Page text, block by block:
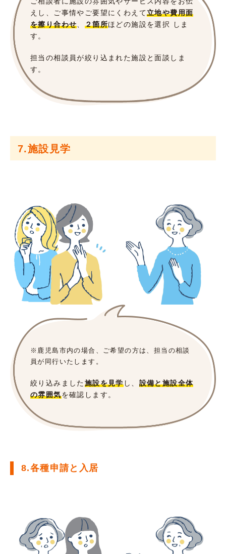
担当の相談員が絞り込まれた施設と面談しま
す。
えし、ご事情やご要望にくわえて立地や費用面
を擦り合わせ、 ２箇所ほどの施設を選択 しま
す。
7.施設見学
絞り込みました施設を見学し、 設備と施設全体
の雰囲気を確認します。
※鹿児島市内の場合、ご希望の方は、担当の相談
員が同行いたします。
8.各種申請と入居